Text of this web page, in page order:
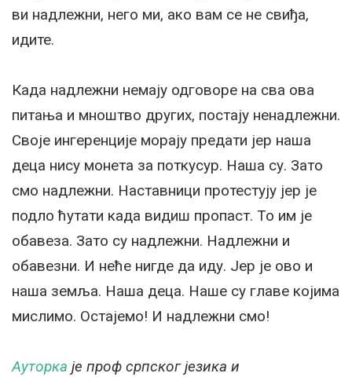
ви надлежни, него ми, ако вам се не свиђа,
идите.
Када надлежни немају одговоре на сва ова
питања и мноштво других, постају ненадлежни.
Своје ингеренције морају предати јер наша
деца нису монета за поткусур. Наша су. Зато
смо надлежни. Наставници протестују јер је
подло ћутати када видиш пропаст. То им је
обавеза. Зато су надлежни. Надлежни и
обавезни. И неће нигде да иду. Јер је ово и
наша земља. Наша деца. Наше су главе којима
мислимо. Остајемо! И надлежни смо!
Ауторка је проф српског језика и